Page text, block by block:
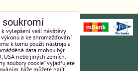
Platební údaje
Reklamace
soukromí
k vylepšení vaší návštěvy
a ke shromažďování
k tomu použít nástroje a
data mohou být
USA nebo jiných zemích.
soubory cookie“ vyjadřujete
Níže můžete najít